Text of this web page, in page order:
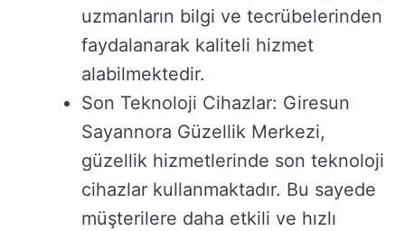
uzmanların bilgi ve tecrübelerinden
faydalanarak kaliteli hizmet
alabilmektedir.
Son Teknoloji Cihazlar: Giresun
Sayannora Güzellik Merkezi,
güzellik hizmetlerinde son teknoloji
cihazlar kullanmaktadır. Bu sayede
müşterilere daha etkili ve hızlı